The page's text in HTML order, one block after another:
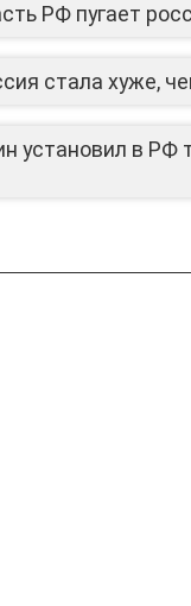
РФ пугает
стала хуже,
установил в РФ